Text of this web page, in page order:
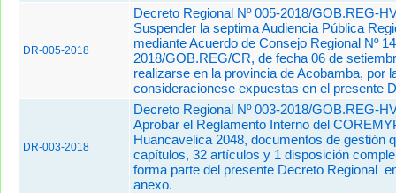
DR-005-2018
Decreto Regional Nº 005-2018/GOB.REG-
Suspender la septima Audiencia Pública
mediante Acuerdo de Consejo Regional Nº
2018/GOB.REG/CR, de fecha 06 de
realizarse en la provincia de Acobamba, por
consideracionese expuestas en el presente
DR-003-2018
Decreto Regional Nº 003-2018/GOB.REG-
Aprobar el Reglamento Interno del
Huancavelica 2048, documentos de gestión
capítulos, 32 artículos y 1 disposición
forma parte del presente Decreto Regional
anexo.